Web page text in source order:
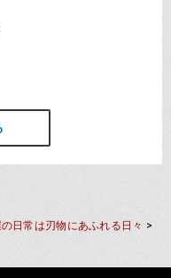
日常は刃物にあふれる日々 >